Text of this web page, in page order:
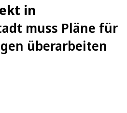
in
muss Pläne für
überarbeiten